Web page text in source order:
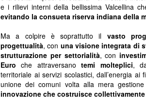
e i rilievi interni della bellissima Valcellina
evitando la consueta riserva indiana della
Ma a colpire è soprattutto il vasto
progettualità, con una visione integrata di
strutturazione per settorialità, con
Euro che attraversanotemi molteplici,
territoriale ai servizi scolastici, dall’energia
unione dei comuni volta alla mera
innovazione che costruisce